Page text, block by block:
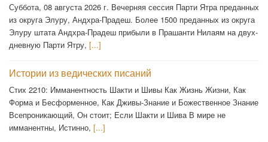
Суббота, 08 августа 2026 г. Вечерняя сессия Парти Ятра преданных
из округа Элуру, Андхра-Прадеш. Более 1500 преданных из округа
Элуру штата Андхра-Прадеш прибыли в Прашанти Нилаям на двух-
дневную Парти Ятру, [...]
Истории из ведических писаний
Стих 2210: Имманентность Шакти и Шивы Как Жизнь Жизни, Как
Форма и Бесформенное, Как Дживы-Знание и Божественное Знание
Всепроникающий, Он стоит; Если Шакти и Шива В мире не
имманентны, Истинно, [...]